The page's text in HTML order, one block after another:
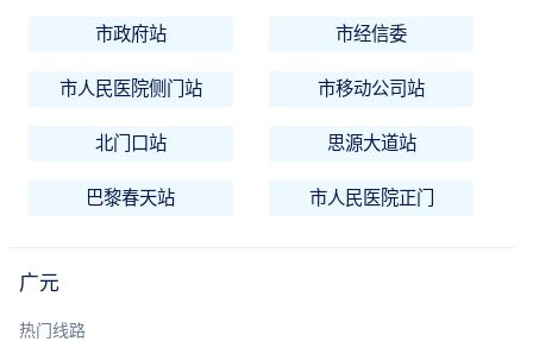
市政府站 市经信委
市人民医院侧门站 市移动公司站
北门口站 思源大道站
巴黎春天站 市人民医院正门
广元
热门线路